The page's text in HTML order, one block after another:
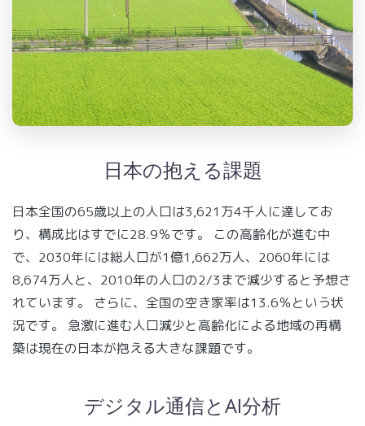
日本の抱える課題
日本全国の65歳以上の人口は3,621万4千人に達してお
り、構成比はすでに28.9％です。 この高齢化が進む中
で、2030年には総人口が1億1,662万人、2060年には
8,674万人と、2010年の人口の2/3まで減少すると予想さ
れています。 さらに、全国の空き家率は13.6％という状
況です。 急激に進む人口減少と高齢化による地域の再構
築は現在の日本が抱える大きな課題です。
デジタル通信とAI分析